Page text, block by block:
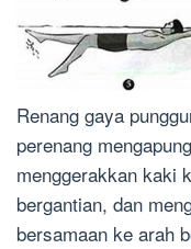
Renang gaya
perenang
menggerakkan kaki
bergantian, dan
bersamaan ke arah